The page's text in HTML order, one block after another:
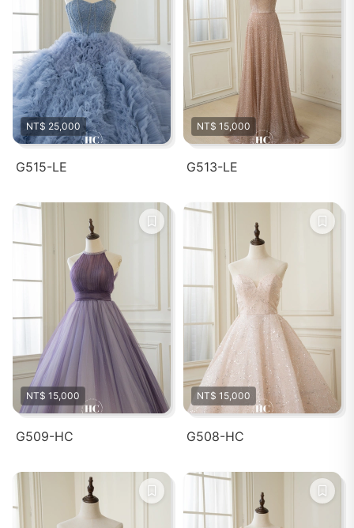
NT$ 25,000
G515-LE
NT$ 15,000
G513-LE
NT$ 15,000
G509-HC
NT$ 15,000
G508-HC